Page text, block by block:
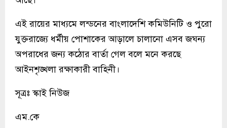
এই রায়ের মাধ্যমে লন্ডনের বাংলাদেশি কমিউনিটি ও পুরো
যুক্তরাজ্যে ধর্মীয় পোশাকের আড়ালে চালানো এসব জঘন্য
অপরাধের জন্য কঠোর বার্তা গেল বলে মনে করছে
আইনশৃঙ্খলা রক্ষাকারী বাহিনী।
সূত্রঃ স্কাই নিউজ
এম.কে